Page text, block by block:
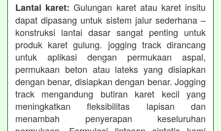
Lantai karet: Gulungan karet atau karet insitu
dapat dipasang untuk sistem jalur sederhana –
konstruksi lantai dasar sangat penting untuk
produk karet gulung. jogging track dirancang
untuk aplikasi dengan permukaan aspal,
permukaan beton atau lateks yang disiapkan
dengan benar, disiapkan dengan benar. Jogging
track mengandung butiran karet kecil yang
meningkatkan fleksibilitas lapisan dan
menambah penyerapan keseluruhan